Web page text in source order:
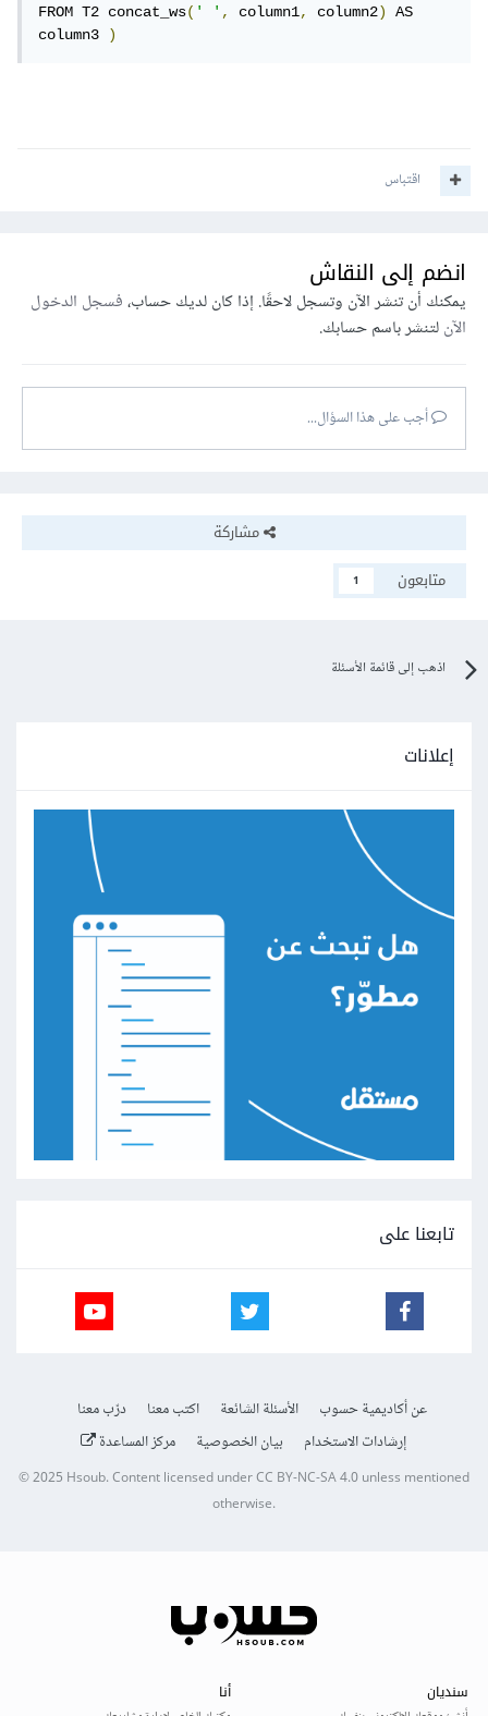
FROM T2 concat_ws(' ', column1, column2)
AS
column3 )
اقتباس
انضم إلى النقاش
يمكنك أن تنشر الآن وتسجل لاحقًا. إذا كان لديك حساب،فسجل الدخول
الآنلتنشر باسم حسابك.
أجب على هذا السؤال...
مشاركة
متابعون
1
اذهب إلى قائمة الأسئلة
إعلانات
تابعنا على
عن أكاديمية حسوب الأسئلة الشائعة اكتب معنا
درّب معنا
إرشادات الاستخدام
بيان الخصوصية مركز المساعدة
© 2025Hsoub.Content licensed underCC BY-NC-SA 4.0unless mentioned
otherwise.